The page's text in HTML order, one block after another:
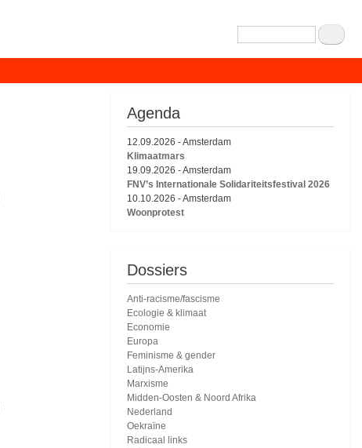
Zoeken
Agenda
12.09.2026 -Amsterdam
Klimaatmars
19.09.2026 -Amsterdam
FNV’s Internationale Solidariteitsfestival 2026
10.10.2026 -Amsterdam
Woonprotest
Dossiers
Anti-racisme/fascisme
Ecologie & klimaat
Economie
Europa
Feminisme & gender
Latijns-Amerika
Marxisme
Midden-Oosten & Noord Afrika
Nederland
Oekraïne
Radicaal links